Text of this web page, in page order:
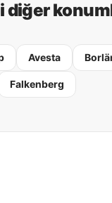
diğer
Avesta
Falkenberg